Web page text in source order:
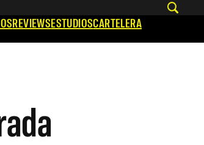
REVIEWSESTUDIOSCARTELERA